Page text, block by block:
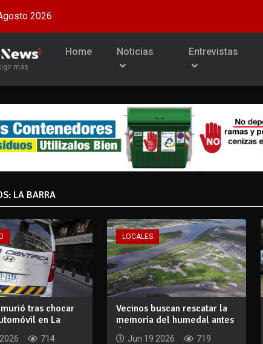
2026
más
Home Noticias Entrevistas
LA BARRA
tras chocar
en La
714
LOCALES
Vecinos buscan rescatar la
memoria del humedal antes
de que...
Jun 19 2026
719